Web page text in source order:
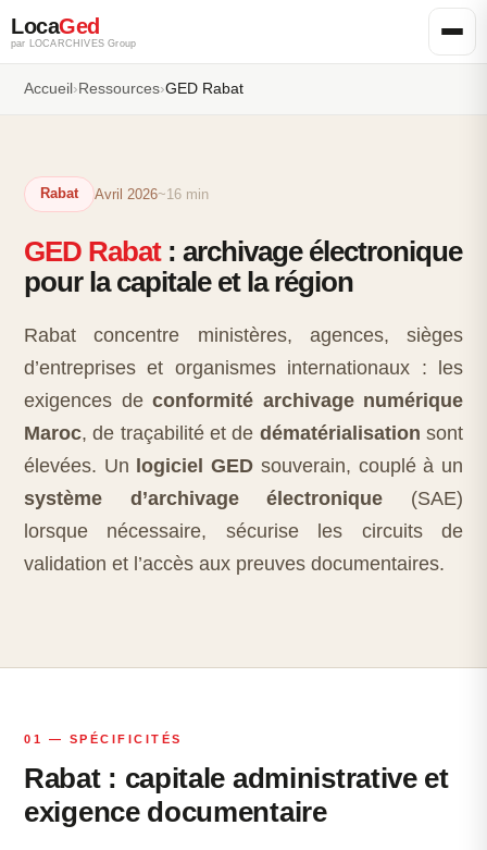
LocaGed
par LOCARCHIVES Group
Accueil › Ressources›GED Rabat
Rabat Avril 2026~16 min
GED Rabat: archivage électronique
pour la capitale et la région
Rabat concentre ministères, agences, sièges
d’entreprises et organismes internationaux : les
exigences de conformité archivage numérique
Maroc, de traçabilité et de dématérialisation sont
élevées. Un logiciel GED souverain, couplé à un
système d’archivage électronique (SAE)
lorsque nécessaire, sécurise les circuits de
validation et l’accès aux preuves documentaires.
01 — SPÉCIFICITÉS
Rabat : capitale administrative et
exigence documentaire